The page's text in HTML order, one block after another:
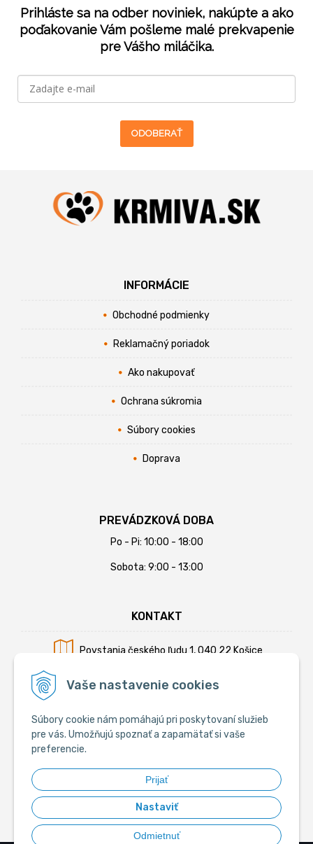
Vaše nastavenie cookies
Súbory cookie nám pomáhajú pri poskytovaní služieb
pre vás. Umožňujú spoznať a zapamätať si vaše
preferencie.
Prijať
Nastaviť
Odmietnuť
Prihláste sa na odber noviniek, nakúpte a ako
poďakovanie Vám pošleme malé prekvapenie
pre Vášho miláčika.
ODOBERAŤ
INFORMÁCIE
Obchodné podmienky
Reklamačný poriadok
Ako nakupovať
Ochrana súkromia
Súbory cookies
Doprava
PREVÁDZKOVÁ DOBA
Po - Pi: 10:00 - 18:00
Sobota: 9:00 - 13:00
KONTAKT
Povstania českého ľudu 1, 040 22 Košice
Mobil:+421 902 794 355
E-mail:info@krmiva.sk